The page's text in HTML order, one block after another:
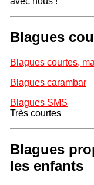
Blagues
Blagues courtes,
Blagues carambar
Blagues SMS
Très courtes
Blagues
les enfants